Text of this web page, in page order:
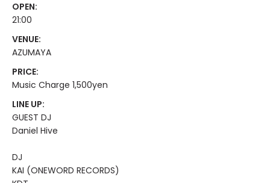
OPEN:
21:00
VENUE:
AZUMAYA
PRICE:
Music Charge 1,500yen
LINE UP:
GUEST DJ
Daniel Hive
DJ
KAI (ONEWORD RECORDS)